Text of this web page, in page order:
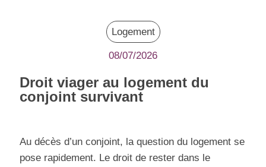
Logement
08/07/2026
Droit viager au logement du
conjoint survivant
Au décès d’un conjoint, la question du logement se
pose rapidement. Le droit de rester dans le